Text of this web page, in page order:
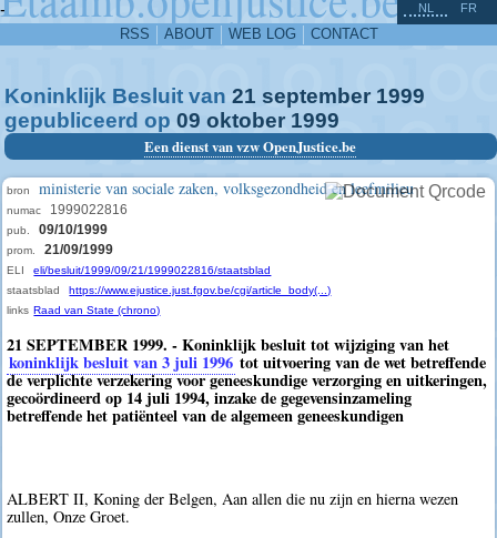
-
RSS ABOUT WEB LOG CONTACT
NL FR
Koninklijk Besluit van 21 september 1999
gepubliceerd op 09 oktober 1999
Een dienst van vzw OpenJustice.be
bron ministerie van sociale zaken, volksgezondheid en leefmilieu
numac 1999022816
pub. 09/10/1999
prom. 21/09/1999
ELI
eli/besluit/1999/09/21/1999022816/staatsblad
staatsblad
https://www.ejustice.just.fgov.be/cgi/article_body(...)
links Raad van State (chrono)
21 SEPTEMBER 1999. - Koninklijk besluit tot wijziging van het
koninklijk besluit van 3 juli 1996 tot uitvoering van de wet betreffende
de verplichte verzekering voor geneeskundige verzorging en uitkeringen,
gecoördineerd op 14 juli 1994, inzake de gegevensinzameling
betreffende het patiënteel van de algemeen geneeskundigen
ALBERT II, Koning der Belgen, Aan allen die nu zijn en hierna wezen
zullen, Onze Groet.
^